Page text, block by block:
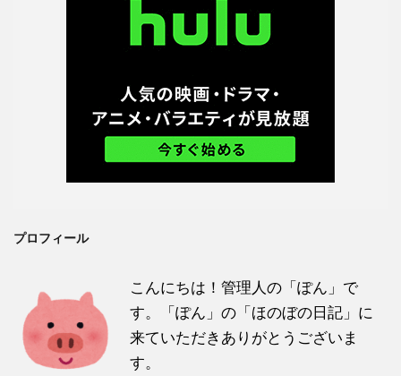
プロフィール
こんにちは！管理人の「ぽん」で
す。「ぽん」の「ほのぼの日記」に
来ていただきありがとうございま
す。